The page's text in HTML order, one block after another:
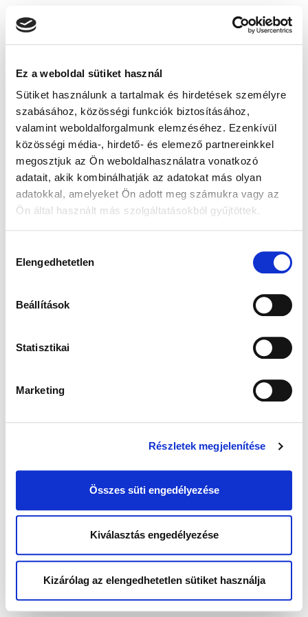
Ez a weboldal sütiket használ
Sütiket használunk a tartalmak és hirdetések személyre
szabásához, közösségi funkciók biztosításához,
valamint weboldalforgalmunk elemzéséhez. Ezenkívül
közösségi média-, hirdető- és elemező partnereinkkel
megosztjuk az Ön weboldalhasználatra vonatkozó
adatait, akik kombinálhatják az adatokat más olyan
adatokkal, amelyeket Ön adott meg számukra vagy az
Ön által használt más szolgáltatásokból gyűjtöttek.
kiválasztása
Elengedhetetlen
Beállítások
Statisztikai
Marketing
Részletek megjelenítése
Összes süti engedélyezése
Kiválasztás engedélyezése
Kizárólag az elengedhetetlen sütiket használja